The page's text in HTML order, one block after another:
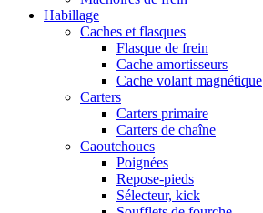
Habillage
Caches et flasques
Flasque de frein
Cache amortisseurs
Cache volant magnétique
Carters
Carters primaire
Carters de chaîne
Caoutchoucs
Poignées
Repose-pieds
Sélecteur, kick